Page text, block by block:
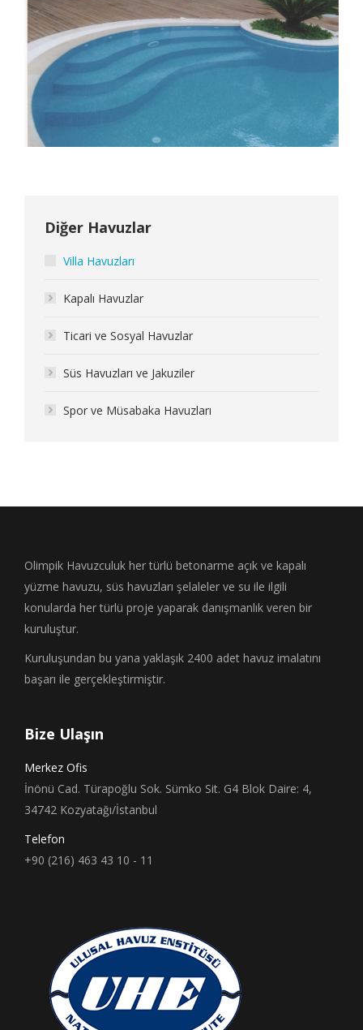
Diğer Havuzlar
Villa Havuzları
Kapalı Havuzlar
Ticari ve Sosyal Havuzlar
Süs Havuzları ve Jakuziler
Spor ve Müsabaka Havuzları
Olimpik Havuzculuk her türlü betonarme açık ve kapalı
yüzme havuzu, süs havuzları şelaleler ve su ile ilgili
konularda her türlü proje yaparak danışmanlık veren bir
kuruluştur.
Kuruluşundan bu yana yaklaşık 2400 adet havuz imalatını
başarı ile gerçekleştirmiştir.
Bize Ulaşın
Merkez Ofis
İnönü Cad. Türapoğlu Sok. Sümko Sit. G4 Blok Daire: 4,
34742 Kozyatağı/İstanbul
Telefon
+90 (216) 463 43 10 - 11